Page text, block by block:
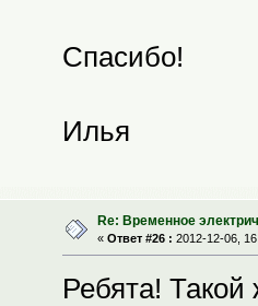
Спасибо!
Илья
Re: Временное
« Ответ #26 : 2012-12-06,
Ребята!